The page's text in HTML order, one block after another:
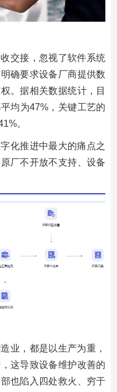
交接，忽视了软件系统
确要求设备厂商提供数
。据相关数据统计，目
均为47%，关键工艺的
。
化推进中最大的痛点之
厂不开放不支持、设备
业，都是以生产为重，
这导致设备维护改善的
也陷入四处救火、穷于